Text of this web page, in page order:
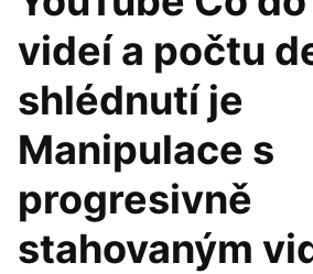
videí a počtu
shlédnutí je
Manipulace s
progresivně
stahovaným